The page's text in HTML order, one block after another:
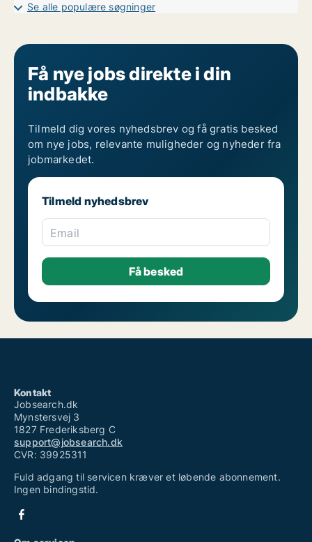
Se alle populære søgninger
Få nye jobs direkte i din
indbakke
Tilmeld dig vores nyhedsbrev og få gratis besked
om nye jobs, relevante muligheder og nyheder fra
jobmarkedet.
Tilmeld nyhedsbrev
Email
Kontakt
Jobsearch.dk
Mynstersvej 3
1827 Frederiksberg C
support@jobsearch.dk
CVR: 39925311
Fuld adgang til servicen kræver et løbende abonnement.
Ingen bindingstid.